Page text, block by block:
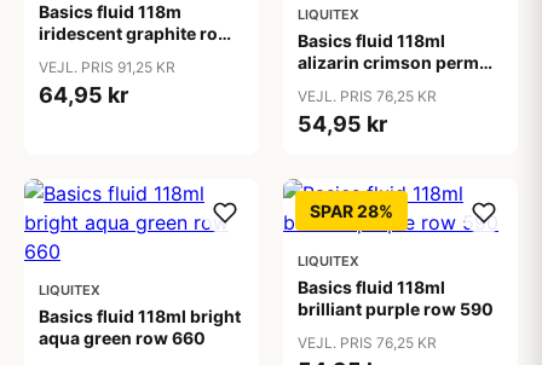
Basics fluid 118m
iridescent graphite row
VEJL. PRIS 91,25 KR
64,95 kr
LIQUITEX
Basics fluid 118ml
alizarin crimson perm
VEJL. PRIS 76,25 KR
54,95 kr
LIQUITEX
Basics fluid 118ml bright
aqua green row 660
SPAR 28%
LIQUITEX
Basics fluid 118ml
brilliant purple row 590
VEJL. PRIS 76,25 KR